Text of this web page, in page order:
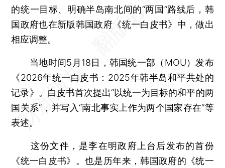
的统一目标、明确半岛南北间的“两国”路线后，韩
国政府也在新版韩国政府《统一白皮书》中，做出
相应调整。
当地时间5月18日，韩国统一部（MOU）发布
《2026年统一白皮书：2025年韩半岛和平共处的
记录》。白皮书首次提出“以统一为目标的和平的两
国关系”，并写入“南北事实上作为两个国家存在”等
表述。
这份文件，是李在明政府上台后发布的首份
《统一白皮书》。也是历年来，韩国政府的《统一